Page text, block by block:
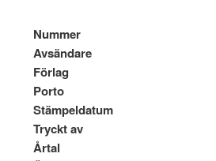
Nummer
Avsändare
Förlag
Porto
Stämpeldatum
Tryckt av
Årtal